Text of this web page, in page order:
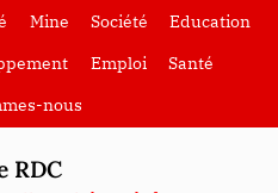
Mine Société
Education
Emploi
Santé
nous
RDC